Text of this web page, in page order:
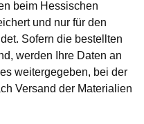
beim Hessischen
und nur für den
Sofern die bestellten
werden Ihre Daten an
weitergegeben, bei der
Versand der Materialien